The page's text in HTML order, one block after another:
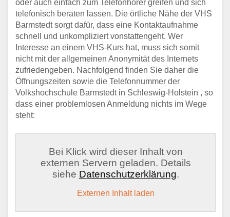
oder auch einfach zum Telefonhörer greifen und sich
telefonisch beraten lassen. Die örtliche Nähe der VHS
Barmstedt sorgt dafür, dass eine Kontaktaufnahme
schnell und unkompliziert vonstattengeht. Wer
Interesse an einem VHS-Kurs hat, muss sich somit
nicht mit der allgemeinen Anonymität des Internets
zufriedengeben. Nachfolgend finden Sie daher die
Öffnungszeiten sowie die Telefonnummer der
Volkshochschule Barmstedt in Schleswig-Holstein , so
dass einer problemlosen Anmeldung nichts im Wege
steht:
Bei Klick wird dieser Inhalt von
externen Servern geladen. Details
siehe Datenschutzerklärung.
Externen Inhalt laden